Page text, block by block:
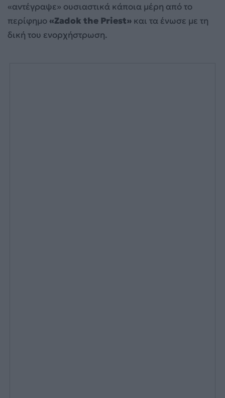
«αντέγραψε» ουσιαστικά κάποια μέρη από το
περίφημο«Zadok the Priest» και τα ένωσε με τη
δική του ενορχήστρωση.